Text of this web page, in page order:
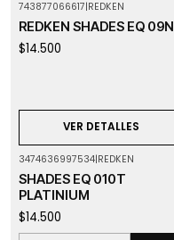
743877066617|REDKEN
REDKEN SHADES EQ 09N
$14.500
VER DETALLES
3474636997534|REDKEN
SHADES EQ 010T
PLATINIUM
$14.500